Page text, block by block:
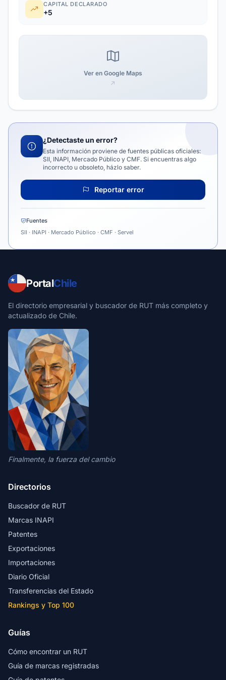
CAPITAL DECLARADO
+5
Ver en Google Maps
¿Detectaste un error?
Esta información proviene de fuentes públicas oficiales:
SII, INAPI, Mercado Público y CMF. Si encuentras algo
incorrecto u obsoleto, házlo saber.
Reportar error
Fuentes
SII · INAPI · Mercado Público · CMF · Servel
PortalChile
El directorio empresarial y buscador de RUT más completo y
actualizado de Chile.
Finalmente, la fuerza del cambio
Directorios
Buscador de RUT
Marcas INAPI
Patentes
Exportaciones
Importaciones
Diario Oficial
Transferencias del Estado
Rankings y Top 100
Guías
Cómo encontrar un RUT
Guía de marcas registradas